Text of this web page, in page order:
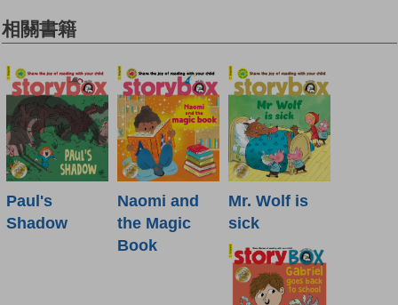
相關書籍
Paul's
Shadow
Naomi and
the Magic
Book
Mr. Wolf is
sick